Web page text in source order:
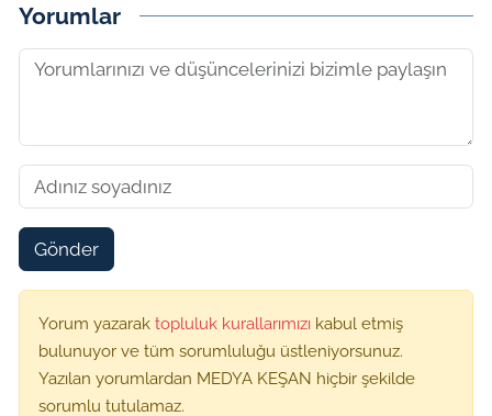
Yorumlar
Gönder
Yorum yazarak topluluk kurallarımızı kabul etmiş
bulunuyor ve tüm sorumluluğu üstleniyorsunuz.
Yazılan yorumlardan MEDYA KEŞAN hiçbir şekilde
sorumlu tutulamaz.